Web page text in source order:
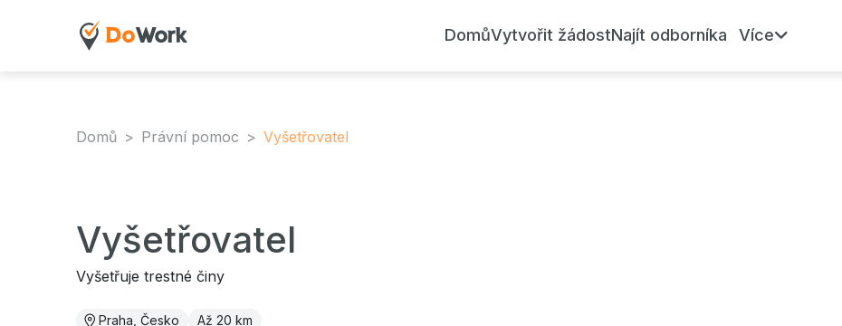
DomůVytvořit žádostNajít odborníka Více
Domů Právní pomoc Vyšetřovatel
Vyšetřovatel
Vyšetřuje trestné činy
Praha, Česko Až 20 km